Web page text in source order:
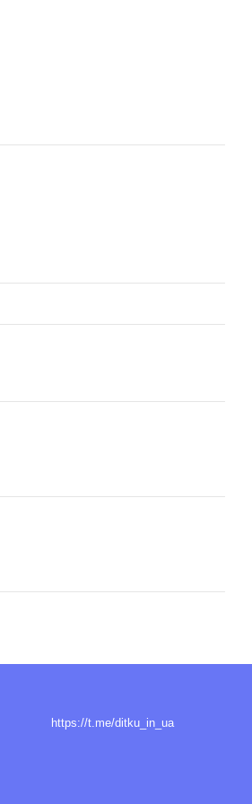
https://t.me/ditku_in_ua